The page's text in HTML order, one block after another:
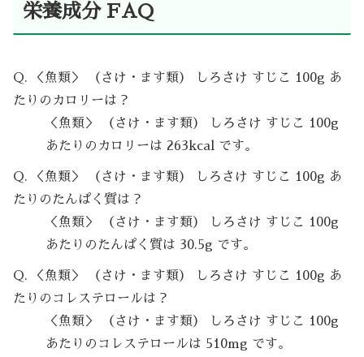
栄養成分 FAQ
Q. ＜魚類＞ （さけ・ます類） しろさけ すじこ 100g あ
たりのカロリーは？
＜魚類＞ （さけ・ます類） しろさけ すじこ 100g
あたりのカロリーは 263kcal です。
Q. ＜魚類＞ （さけ・ます類） しろさけ すじこ 100g あ
たりのたんぱく質は？
＜魚類＞ （さけ・ます類） しろさけ すじこ 100g
あたりのたんぱく質は 30.5g です。
Q. ＜魚類＞ （さけ・ます類） しろさけ すじこ 100g あ
たりのコレステロールは？
＜魚類＞ （さけ・ます類） しろさけ すじこ 100g
あたりのコレステロールは 510mg です。